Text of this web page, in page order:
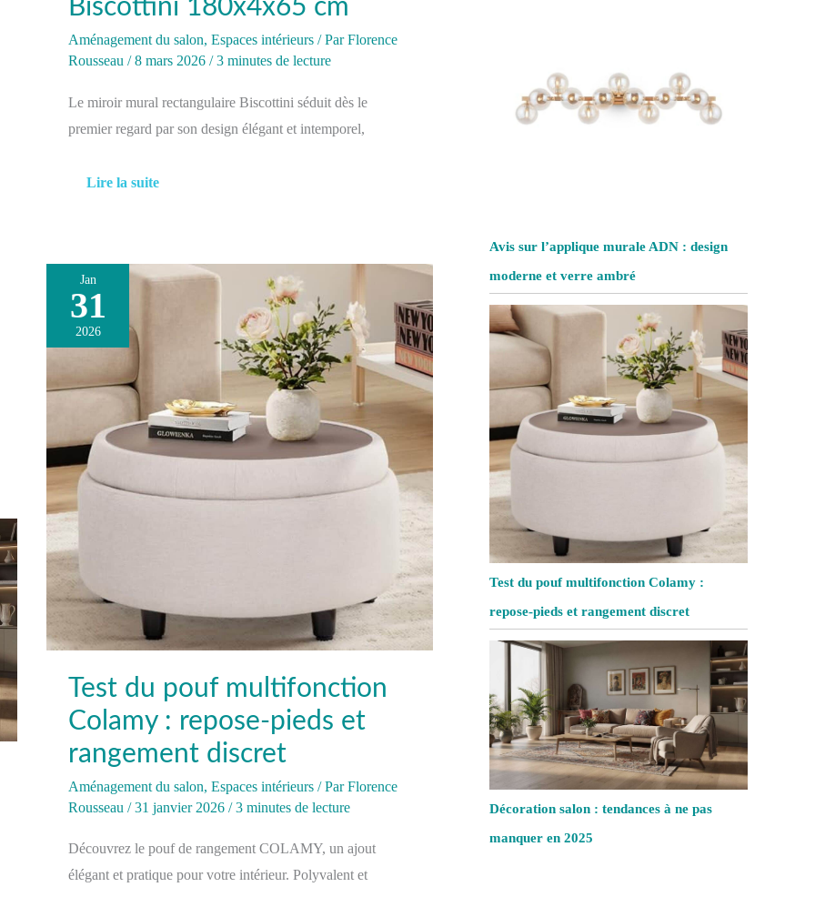
Biscottini 180x4x65 cm
Aménagement du salon, Espaces intérieurs / ParFlorence
Rousseau /8 mars 2026 /3 minutes de lecture
Le miroir mural rectangulaire Biscottini séduit dès le
premier regard par son design élégant et intemporel,
Lire la suite
Jan
31
2026
Test du pouf multifonction
Colamy : repose-pieds et
rangement discret
Aménagement du salon, Espaces intérieurs / ParFlorence
Rousseau /31 janvier 2026 /3 minutes de lecture
Découvrez le pouf de rangement COLAMY, un ajout
élégant et pratique pour votre intérieur. Polyvalent et
Test
du
pouf
multifonction
Colamy
:
pieds
et
rangement
discret
Avis sur l’applique murale ADN : design
moderne et verre ambré
Test du pouf multifonction Colamy :
repose-pieds et rangement discret
Décoration salon : tendances à ne pas
manquer en 2025